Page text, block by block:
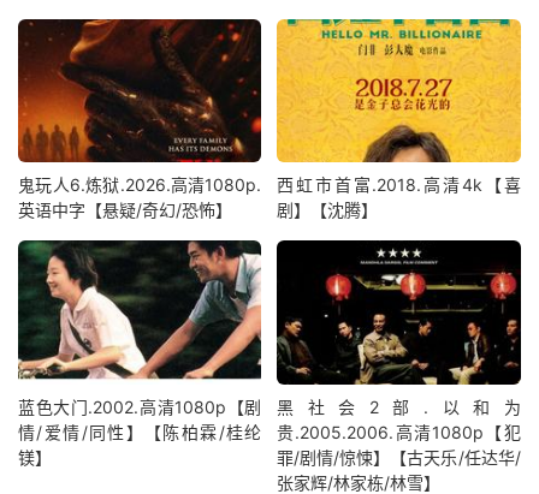
鬼玩人6.炼狱.2026.高清1080p.
英语中字【悬疑/奇幻/恐怖】
西虹市首富.2018.高清4k【喜
剧】【沈腾】
蓝色大门.2002.高清1080p【剧
情/爱情/同性】【陈柏霖/桂纶
镁】
黑社会2部.以和为
贵.2005.2006.高清1080p【犯
罪/剧情/惊悚】【古天乐/任达华/
张家辉/林家栋/林雪】